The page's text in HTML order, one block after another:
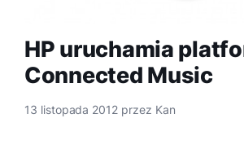
HP uruchamia
Connected Music
13 listopada 2012 przez Kan